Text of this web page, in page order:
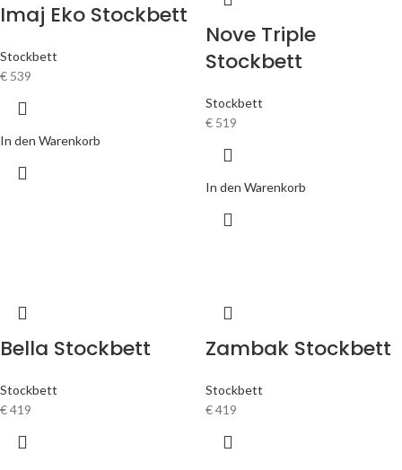
Imaj Eko Stockbett
Stockbett
€ 539
In den Warenkorb
Nove Triple
Stockbett
Stockbett
€ 519
In den Warenkorb
Bella Stockbett
Stockbett
€419
Zambak Stockbett
Stockbett
€419